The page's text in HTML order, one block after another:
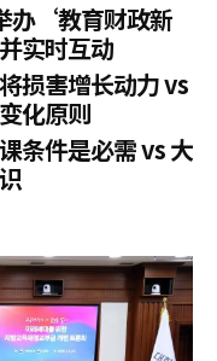
办‘教育财政新
实时互动
损害增长动力 vs
化原则
条件是必需 vs 大